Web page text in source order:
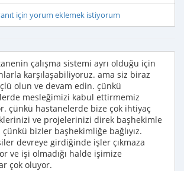
için yorum eklemek istiyorum
çalışma sistemi ayrı olduğu için
karşılaşabiliyoruz. ama siz biraz
olun ve devam edin. çünkü
mesleğimizi kabul ettirmemiz
çünkü hastanelerde bize çok ihtiyaç
ve projelerinizi direk başhekimle
çünkü bizler başhekimliğe bağlıyız.
devreye girdiğinde işler çıkmaza
ve işi olmadığı halde işimize
çok oluyor.